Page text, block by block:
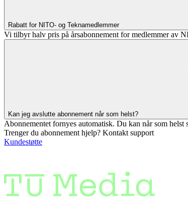
Rabatt for NITO- og Teknamedlemmer
Vi tilbyr halv pris på årsabonnement for medlemmer av
Kan jeg avslutte abonnement når som helst?
Abonnementet fornyes automatisk. Du kan når som
Trenger du abonnement hjelp? Kontakt support
Kundestøtte